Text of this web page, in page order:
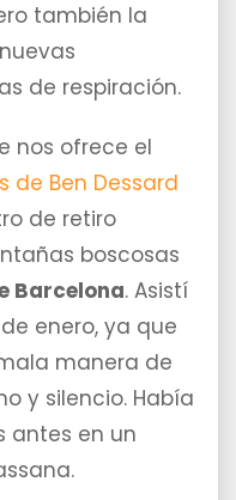
también la
de respiración.
nos ofrece el
de Ben Dessard
de retiro
boscosas
Barcelona. Asistí
enero, ya que
manera de
y silencio. Había
antes en un